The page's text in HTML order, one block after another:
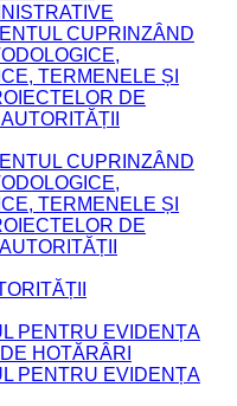
CUPRINZÂND
TERMENELE ȘI
DE
CUPRINZÂND
TERMENELE ȘI
DE
PENTRU EVIDENȚA
HOTĂRÂRI
PENTRU EVIDENȚA